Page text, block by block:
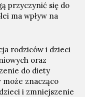
przyczynić się do
ma wpływ na
rodziców i dzieci
oraz
do diety
może znacząco
i zmniejszenie